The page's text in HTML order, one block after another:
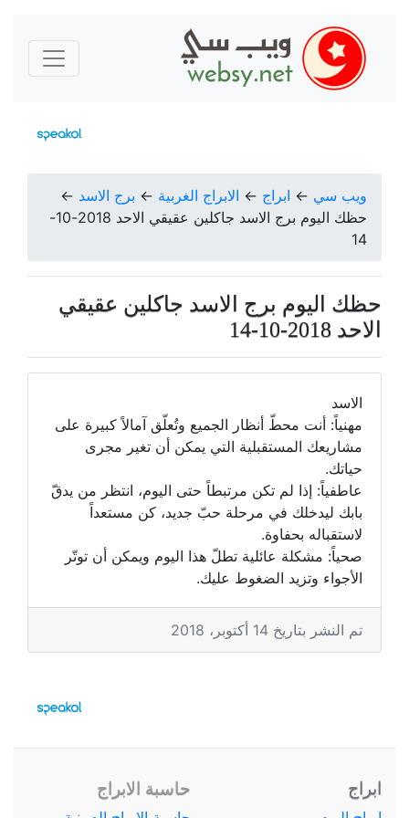
ويب سي ← ابراج ← الابراج الغربية ← برج الاسد ←
حظك اليوم برج الاسد جاكلين عقيقي الاحد 2018-10-
14
حظك اليوم برج الاسد جاكلين عقيقي
الاحد 2018-10-14
الاسد
مهنياً: أنت محطّ أنظار الجميع وتُعلّق آمالاً كبيرة على
مشاريعك المستقبلية التي يمكن أن تغير مجرى
حياتك.
عاطفياً: إذا لم تكن مرتبطاً حتى اليوم، انتظر من يدقّ
بابك ليدخلك في مرحلة حبّ جديد، كن مستعداً
لاستقباله بحفاوة.
صحياً: مشكلة عائلية تطلّ هذا اليوم ويمكن أن توتّر
الأجواء وتزيد الضغوط عليك.
تم النشر بتاريخ 14 أكتوبر، 2018
ابراج حاسبة الابراج